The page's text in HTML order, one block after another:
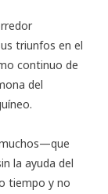
triunfos en el
continuo de
del
la ayuda del
tiempo y no